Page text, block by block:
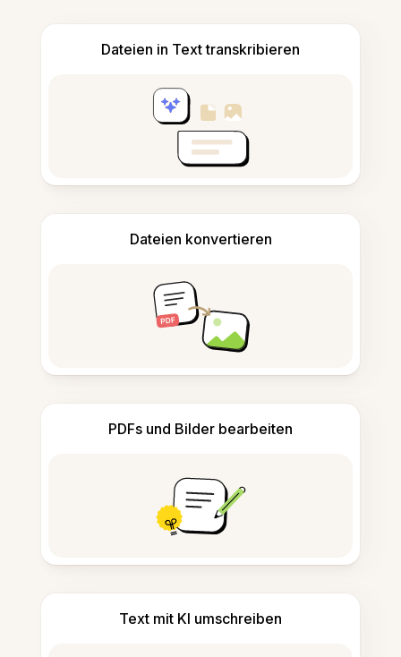
Dateien in Text transkribieren
Dateien konvertieren
PDFs und Bilder bearbeiten
Text mit KI umschreiben